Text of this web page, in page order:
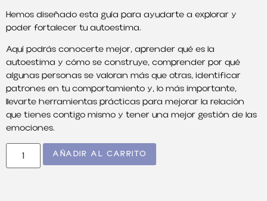
Hemos diseñado esta guía para ayudarte a explorar y
poder fortalecer tu autoestima.
Aquí podrás conocerte mejor, aprender qué es la
autoestima y cómo se construye, comprender por qué
algunas personas se valoran más que otras, identificar
patrones en tu comportamiento y, lo más importante,
llevarte herramientas prácticas para mejorar la relación
que tienes contigo mismo y tener una mejor gestión de las
emociones.
AÑADIR AL CARRITO